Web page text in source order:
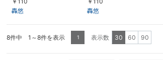
新春挨拶」～2019年1
月 お正月スペシャル!よ
轟悠
「拝賀式」／宝塚大劇
場2019年新春鏡開き」
轟悠
8件中 1～8件を表示 1 表示数 30 60 90